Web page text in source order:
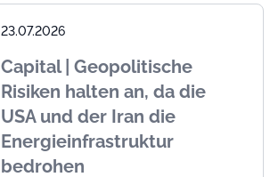
23.07.2026
Capital | Geopolitische
Risiken halten an, da die
USA und der Iran die
Energieinfrastruktur
bedrohen